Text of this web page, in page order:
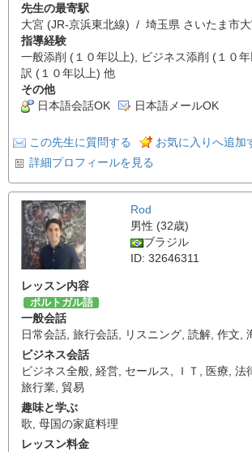
先生の最寄駅
大宮 (JR-京浜東北線) / 埼玉県 さいたま市
指導経験
一般添削 (１０年以上), ビジネス添削 (１０
訳 (１０年以上) 他
その他
日本語会話OK
日本語メールOK
この先生に質問する
お気に入りへ追加
詳細プロフィールを見る
Rod
男性 (32歳)
ブラジル
ID: 32646311
レッスン内容
ポルトガル語
一般会話
日常会話, 旅行会話, リスニング, 読解, 作文,
ビジネス会話
ビジネス全般, 経営, セールス, ＩＴ , 医療, 法
旅行業, 貿易
趣味と学ぶ
歌, 母国の家庭料理
レッスン料金